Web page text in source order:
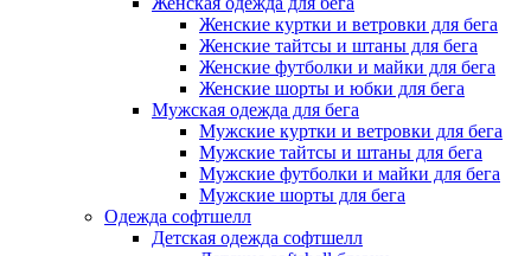
Женские куртки и ветровки для бега
Женские тайтсы и штаны для бега
Женские футболки и майки для бега
Женские шорты и юбки для бега
Мужская одежда для бега
Мужские куртки и ветровки для бега
Мужские тайтсы и штаны для бега
Мужские футболки и майки для бега
Мужские шорты для бега
Одежда софтшелл
Детская одежда софтшелл